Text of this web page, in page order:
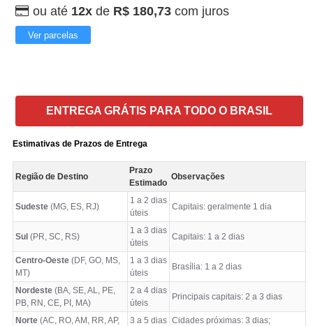
ou até 12x de R$ 180,73 com juros
Ver parcelas
ENTREGA GRÁTIS PARA TODO O BRASIL
Estimativas de Prazos de Entrega
Região de Destino
Prazo
Estimado
Observações
Sudeste (MG, ES, RJ)
1 a 2 dias
úteis
Capitais: geralmente 1 dia
Sul (PR, SC, RS)
1 a 3 dias
úteis
Capitais: 1 a 2 dias
Centro-Oeste (DF, GO, MS,
MT)
1 a 3 dias
úteis
Brasília: 1 a 2 dias
Nordeste (BA, SE, AL, PE,
PB, RN, CE, PI, MA)
2 a 4 dias
úteis
Principais capitais: 2 a 3 dias
Norte (AC, RO, AM, RR, AP,
3 a 5 dias Cidades próximas: 3 dias;